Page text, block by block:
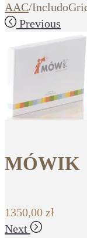
AAC/
Previous
MÓWIK
1350,00 zł
Next